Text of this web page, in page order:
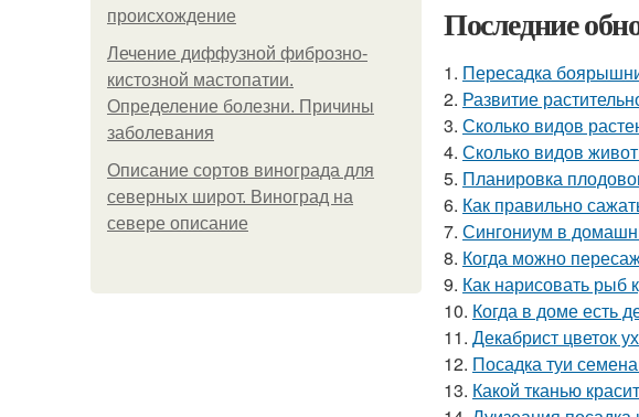
происхождение
Лечение диффузной фиброзно-
кистозной мастопатии.
Определение болезни. Причины
заболевания
Описание сортов винограда для
северных широт. Виноград на
севере описание
Последние
1. Пересадка
2. Развитие
3. Сколько видов
4. Сколько видов
5. Планировка
6. Как правильно
7. Сингониум в
8. Когда можно
9. Как нарисовать рыб
10. Когда в доме есть
11. Декабрист цветок
12. Посадка туи
13. Какой тканью